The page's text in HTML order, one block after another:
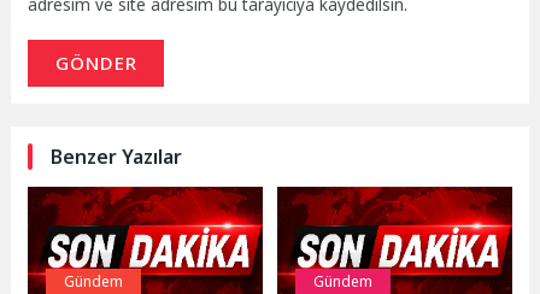
GÖNDER
Benzer Yazılar
Gündem Gündem